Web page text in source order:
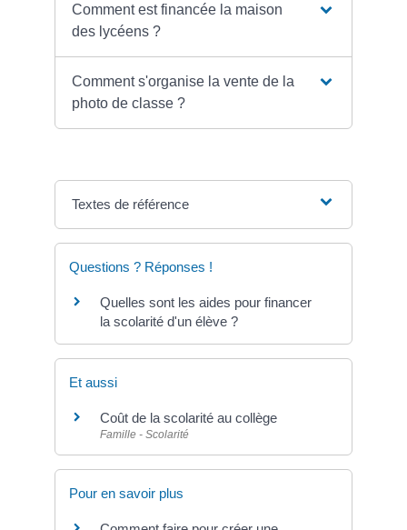
Comment est financée la maison
des lycéens ?
Comment s'organise la vente de la
photo de classe ?
Textes de référence
Questions ? Réponses !
Quelles sont les aides pour financer
la scolarité d'un élève ?
Et aussi
Coût de la scolarité au collège
Famille - Scolarité
Pour en savoir plus